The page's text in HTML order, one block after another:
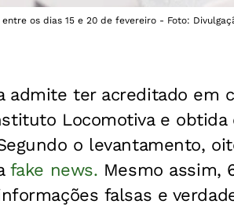
os dias 15 e 20 de fevereiro - Foto:
admite ter acreditado em
Locomotiva e obtida
o levantamento,
fake news. Mesmo assim,
falsas e